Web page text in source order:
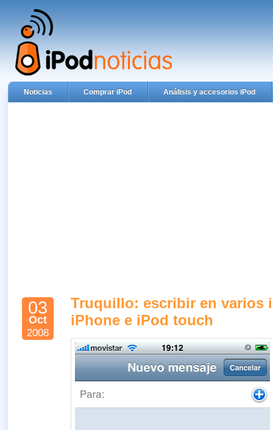
Noticias Comprar iPod Análisis y accesorios iPod
Truquillo: escribir en varios
iPhone e iPod touch
03
Oct
2008